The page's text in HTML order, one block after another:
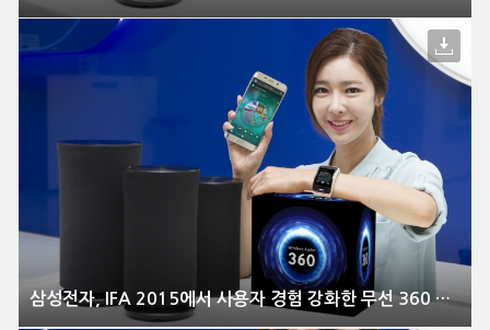
삼성전자, IFA 2015에서 사용자 경험 강화한 무선 360 오디오 신모델 공개